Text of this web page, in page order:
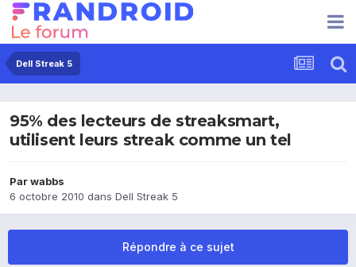
Dell Streak 5
95% des lecteurs de streaksmart,
utilisent leurs streak comme un tel
Parwabbs
6 octobre 2010 dans Dell Streak 5
Répondre à ce sujet